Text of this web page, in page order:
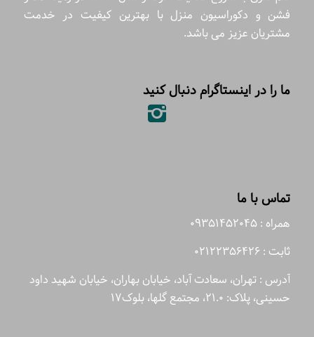
فشن و دکوراسیون منزل با بهترین کیفیت در خدمت
مشتریان عزیز می باشد.
ما را در اینستاگرام دنبال کنید
تماس با ما
همراه : 09351452045
ثابت : 02122356426
آدرس : تهران، سعادت آباد، خیابان بهاران، خیابان شهید داود
حسینی، پلاک: 21.0، مجتمع گلها، بلوک17